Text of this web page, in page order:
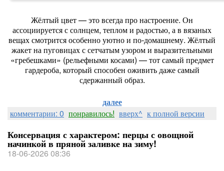
Жёлтый цвет — это всегда про настроение. Он
ассоциируется с солнцем, теплом и радостью, а в вязаных
вещах смотрится особенно уютно и по‑домашнему. Жёлтый
жакет на пуговицах с сетчатым узором и выразительными
«гребешками» (рельефными косами) — тот самый предмет
гардероба, который способен оживить даже самый
сдержанный образ.
далее
комментарии: 0 понравилось! вверх^ к полной версии
Консервация с характером: перцы с овощной
начинкой в пряной заливке на зиму!
18-06-2026 08:36